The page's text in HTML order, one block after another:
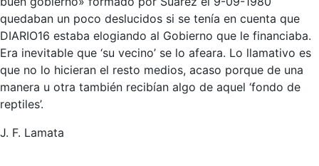
quedaban un poco deslucidos si se tenía en cuenta que
DIARIO16 estaba elogiando al Gobierno que le financiaba.
Era inevitable que ‘su vecino’ se lo afeara. Lo llamativo es
que no lo hicieran el resto medios, acaso porque de una
manera u otra también recibían algo de aquel ‘fondo de
reptiles’.
J. F. Lamata